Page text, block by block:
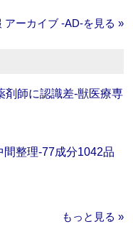
アーカイブ ‐AD‐を見る »
剤師に認識差‐獣医療専
間整理‐77成分1042品
もっと見る »